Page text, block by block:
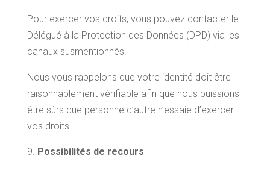
Pour exercer vos droits, vous pouvez contacter le
Délégué à la Protection des Données (DPD) via les
canaux susmentionnés.
Nous vous rappelons que votre identité doit être
raisonnablement vérifiable afin que nous puissions
être sûrs que personne d’autre n’essaie d’exercer
vos droits.
Possibilités de recours